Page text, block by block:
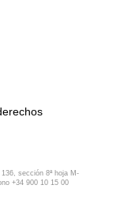
sección 8ª hoja M-
+34 900 10 15 00